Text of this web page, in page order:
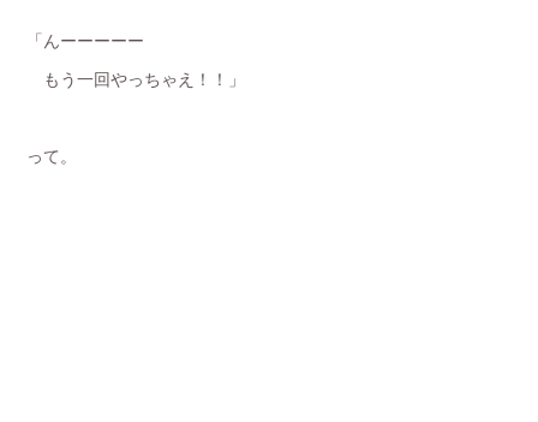
「んーーーーー
もう一回やっちゃえ！！」
って。